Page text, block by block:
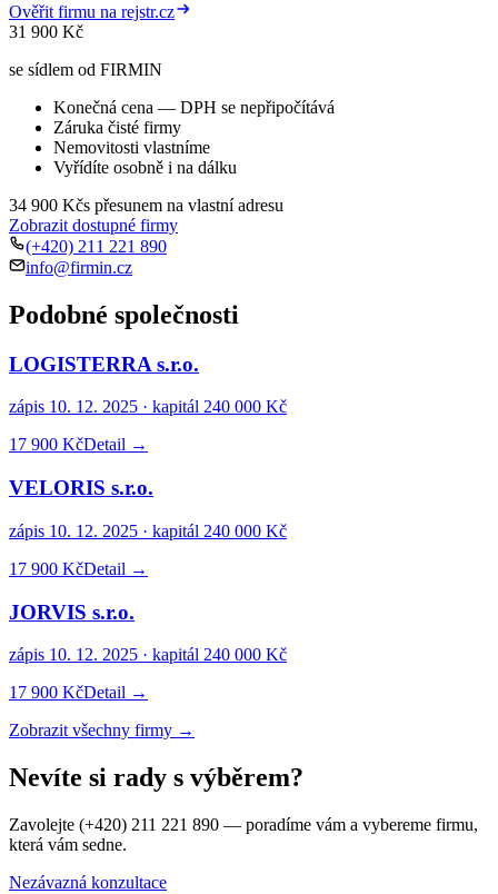
Ověřit firmu na rejstr.cz
31 900 Kč
se sídlem od FIRMIN
Konečná cena — DPH se nepřipočítává
Záruka čisté firmy
Nemovitosti vlastníme
Vyřídíte osobně i na dálku
34 900 Kčs přesunem na vlastní adresu
Zobrazit dostupné firmy
(+420) 211 221 890
info@firmin.cz
Podobné společnosti
LOGISTERRA s.r.o.
zápis 10. 12. 2025 · kapitál 240 000 Kč
17 900 KčDetail →
VELORIS s.r.o.
zápis 10. 12. 2025 · kapitál 240 000 Kč
17 900 KčDetail →
JORVIS s.r.o.
zápis 10. 12. 2025 · kapitál 240 000 Kč
17 900 KčDetail →
Zobrazit všechny firmy →
Nevíte si rady s výběrem?
Zavolejte (+420) 211 221 890 — poradíme vám a vybereme firmu,
která vám sedne.
Nezávazná konzultace